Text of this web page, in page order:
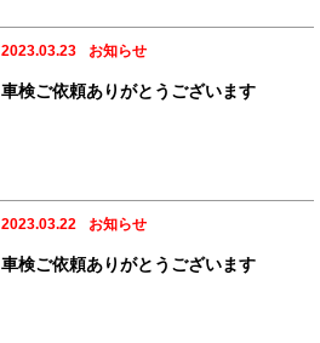
2023.03.23 お知らせ
車検ご依頼ありがとうございます
2023.03.22 お知らせ
車検ご依頼ありがとうございます